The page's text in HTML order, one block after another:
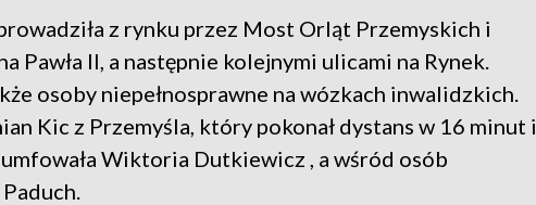
z rynku przez Most Orląt Przemyskich i
Pawła II, a następnie kolejnymi ulicami na Rynek.
osoby niepełnosprawne na wózkach inwalidzkich.
Kic z Przemyśla, który pokonał dystans w 16 minut i
Wiktoria Dutkiewicz , a wśród osób